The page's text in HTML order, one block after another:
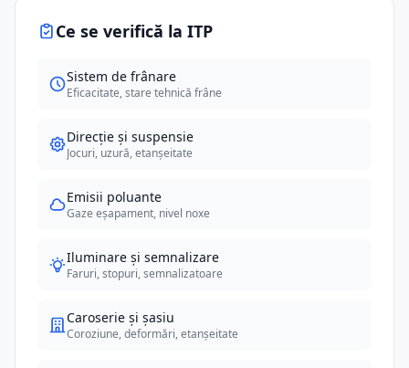
Ce se verifică la ITP
Sistem de frânare
Eficacitate, stare tehnică frâne
Direcție și suspensie
Jocuri, uzură, etanșeitate
Emisii poluante
Gaze eșapament, nivel noxe
Iluminare și semnalizare
Faruri, stopuri, semnalizatoare
Caroserie și șasiu
Coroziune, deformări, etanșeitate